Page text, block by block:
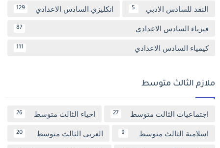
النقد للسادس الادبي 5 انكليزي السادس الاعدادي 129
فيزياء السادس الاعدادي 87
كيمياء السادس الاعدادي 111
ملازم الثالث متوسط
اجتماعيات الثالث متوسط 27 احياء الثالث متوسط 26
اسلامية الثالث متوسط 9 العربي الثالث متوسط 20